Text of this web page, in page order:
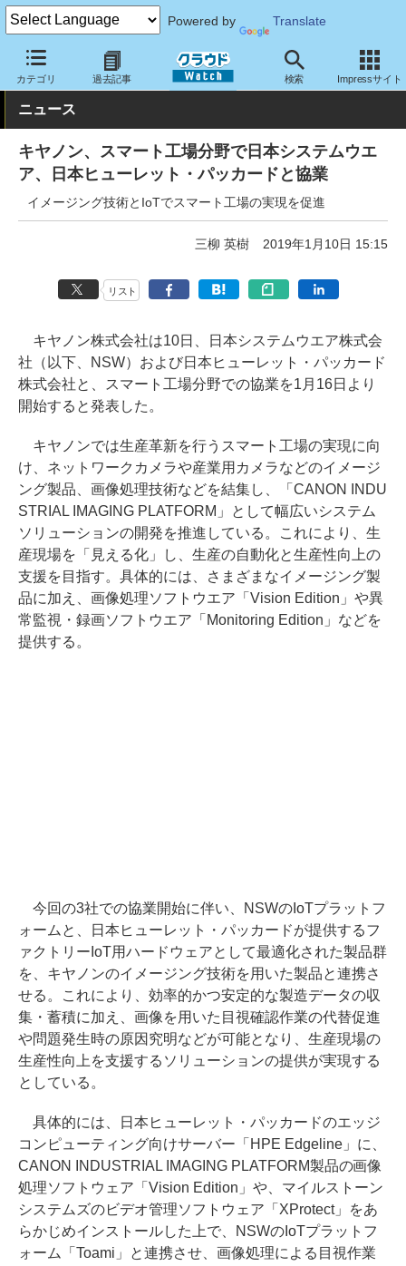
Powered by Translate
カテゴリ 過去記事 検索 Impressサイト
クラウド Watch トピック 協業・提携
ニュース
キヤノン、スマート工場分野で日本システムウエ
ア、日本ヒューレット・パッカードと協業
イメージング技術とIoTでスマート工場の実現を促進
三柳 英樹 2019年1月10日 15:15
リスト
キヤノン株式会社は10日、日本システムウエア株式会
社（以下、NSW）および日本ヒューレット・パッカード
株式会社と、スマート工場分野での協業を1月16日より
開始すると発表した。
キヤノンでは生産革新を行うスマート工場の実現に向
け、ネットワークカメラや産業用カメラなどのイメージ
ング製品、画像処理技術などを結集し、「CANON INDU
STRIAL IMAGING PLATFORM」として幅広いシステム
ソリューションの開発を推進している。これにより、生
産現場を「見える化」し、生産の自動化と生産性向上の
支援を目指す。具体的には、さまざまなイメージング製
品に加え、画像処理ソフトウエア「Vision Edition」や異
常監視・録画ソフトウエア「Monitoring Edition」などを
提供する。
今回の3社での協業開始に伴い、NSWのIoTプラットフ
ォームと、日本ヒューレット・パッカードが提供するフ
ァクトリーIoT用ハードウェアとして最適化された製品群
を、キヤノンのイメージング技術を用いた製品と連携さ
せる。これにより、効率的かつ安定的な製造データの収
集・蓄積に加え、画像を用いた目視確認作業の代替促進
や問題発生時の原因究明などが可能となり、生産現場の
生産性向上を支援するソリューションの提供が実現する
としている。
具体的には、日本ヒューレット・パッカードのエッジ
コンピューティング向けサーバー「HPE Edgeline」に、
CANON INDUSTRIAL IMAGING PLATFORM製品の画像
処理ソフトウェア「Vision Edition」や、マイルストーン
システムズのビデオ管理ソフトウェア「XProtect」をあ
らかじめインストールした上で、NSWのIoTプラットフ
ォーム「Toami」と連携させ、画像処理による目視作業